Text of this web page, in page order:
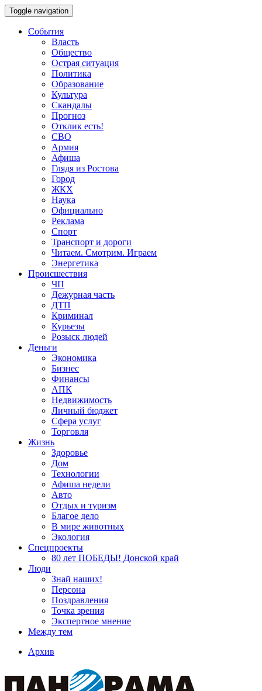
Toggle navigation
События
Власть
Общество
Острая ситуация
Политика
Образование
Культура
Скандалы
Прогноз
Отклик есть!
СВО
Армия
Афиша
Глядя из Ростова
Город
ЖКХ
Наука
Официально
Реклама
Спорт
Транспорт и дороги
Читаем. Смотрим. Играем
Энергетика
Происшествия
ЧП
Дежурная часть
ДТП
Криминал
Курьезы
Розыск людей
Деньги
Экономика
Бизнес
Финансы
АПК
Недвижимость
Личный бюджет
Сфера услуг
Торговля
Жизнь
Здоровье
Дом
Технологии
Афиша недели
Авто
Отдых и туризм
Благое дело
В мире животных
Экология
Спецпроекты
80 лет ПОБЕДЫ! Донской край
Люди
Знай наших!
Персона
Поздравления
Точка зрения
Экспертное мнение
Между тем
Архив